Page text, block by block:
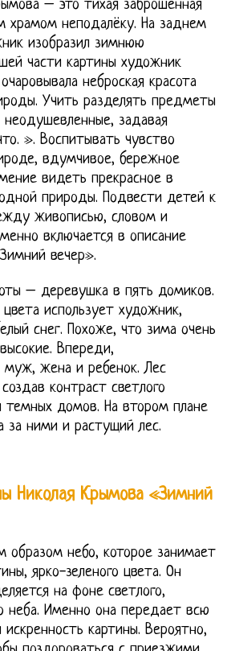
– это тихая заброшенная
храмом неподалёку. На заднем
изобразил зимнюю
части картины художник
неброская красота
Учить разделять предметы
задавая
». Воспитывать чувство
вдумчивое, бережное
видеть прекрасное в
природы. Подвести детей к
живописью, словом и
включается в описание
вечер».
– деревушка в пять домиков.
использует художник,
снег. Похоже, что зима очень
Впереди,
муж, жена и ребенок. Лес
контраст светлого
темных домов. На втором плане
за ними и растущий лес.
Николая Крымова «Зимний
образом небо, которое занимает
ярко-зеленого цвета. Он
на фоне светлого,
неба. Именно она передает всю
картины. Вероятно,